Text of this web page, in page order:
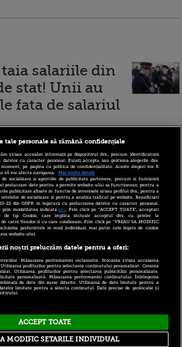
salariile din
stat! Unii au
fata de salariul
240
pentru
PRO TV S.R.L |Politica de Cookie|
Confidentialitate| RSS
tale personale să rămână confidențiale
și/sau accesăm informații pe dispozitivul dvs., precum identificatorii
cu caracter personal. Puteți accepta sau gestiona alegerile dvs.
pe pagina cu politica de confidențialitate. Aceste alegeri vor fi
vă vor afecta navigarea.
Mai multe detalii
socializare si agentiile de publicitate partenere, precum si furnizorii
prelucram date pentru a permite website-ului sa functioneze, pentru a
publicitare afisate in functie de interesele si/sau profilul dvs., pentru a
de socializare si pentru a analiza traficul pe website. Beneficiati
22 din GDPR in legatura cu prelucrarea datelor cu caracter personal.
prin modalitatea indicataaici. Prin click pe “ACCEPT TOATE”, acceptati
de tip Cookie, care implica inclusiv acceptul dvs. cu privire la
catre Vendor-ii cu care colaboram. Prin click pe “VREAU SA MODIFIC
schimba preferintele in mod individual, mai putin cele legate de cookie
website-ului.
noștri prelucrăm datele pentru a oferi:
Măsurarea performanței reclamelor. Stocarea și/sau accesarea
profilurilor pentru selectarea conținutului personalizat. Crearea
Utilizarea profilurilor pentru selectarea publicității personalizate.
personalizată. Măsurarea performanței conținutului. Înțelegerea
de date din surse diferite. Utilizarea de date limitate pentru a
limitate pentru a selecta conținutul. Date precise de geolocație și
ACCEPT TOATE
MODIFIC SETARILE INDIVIDUAL